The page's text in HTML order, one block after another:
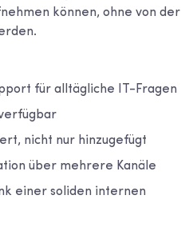
können, ohne von der
für alltägliche IT-Fragen
nicht nur hinzugefügt
über mehrere Kanäle
einer soliden internen